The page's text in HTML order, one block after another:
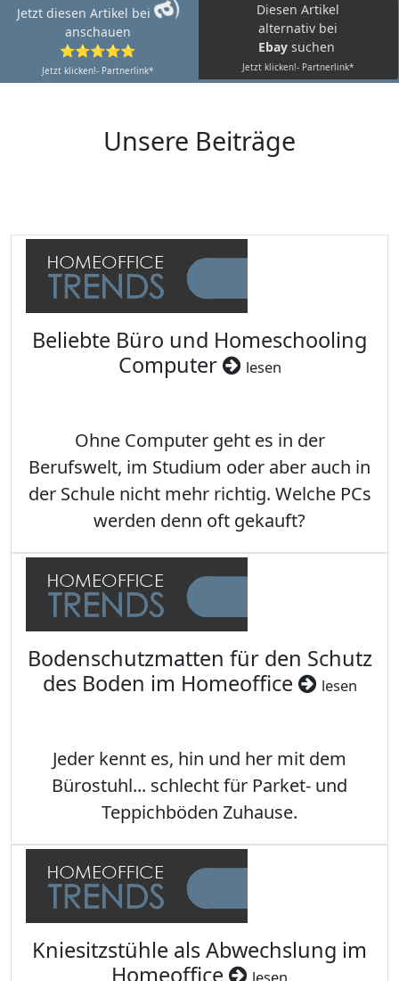
Jetzt diesen Artikel bei
anschauen
⭐⭐⭐⭐⭐
Jetzt klicken!- Partnerlink*
Diesen Artikel
alternativ bei
Ebay suchen
Jetzt klicken!- Partnerlink*
Unsere Beiträge
Beliebte Büro und Homeschooling
Computer
lesen
Ohne Computer geht es in der
Berufswelt, im Studium oder aber auch in
der Schule nicht mehr richtig. Welche PCs
werden denn oft gekauft?
Bodenschutzmatten für den Schutz
des Boden im Homeoffice
lesen
Jeder kennt es, hin und her mit dem
Bürostuhl... schlecht für Parket- und
Teppichböden Zuhause.
Kniesitzstühle als Abwechslung im
Homeoffice